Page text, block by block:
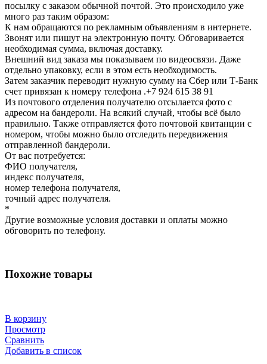
посылку с заказом обычной почтой. Это происходило уже
много раз таким образом:
К нам обращаются по рекламным объявлениям в интернете.
Звонят или пишут на электронную почту. Обговаривается
необходимая сумма, включая доставку.
Внешний вид заказа мы показываем по видеосвязи. Даже
отдельно упаковку, если в этом есть необходимость.
Затем заказчик переводит нужную сумму на Сбер или Т-Банк
счет привязан к номеру телефона .+7 924 615 38 91
Из почтового отделения получателю отсылается фото с
адресом на бандероли. На всякий случай, чтобы всё было
правильно. Также отправляется фото почтовой квитанции с
номером, чтобы можно было отследить передвижения
отправленной бандероли.
От вас потребуется:
ФИО получателя,
индекс получателя,
номер телефона получателя,
точный адрес получателя.
*
Другие возможные условия доставки и оплаты можно
обговорить по телефону.
Похожие товары
В корзину
Просмотр
Сравнить
Добавить в список